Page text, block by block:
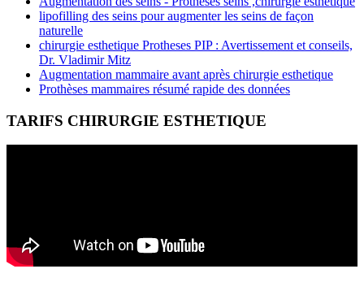
lipofilling des seins pour augmenter les seins de façon
naturelle
chirurgie esthetique Protheses PIP : Avertissement et conseils,
Dr. Vladimir Mitz
Augmentation mammaire avant après chirurgie esthetique
Prothèses mammaires résumé rapide des données
TARIFS CHIRURGIE ESTHETIQUE